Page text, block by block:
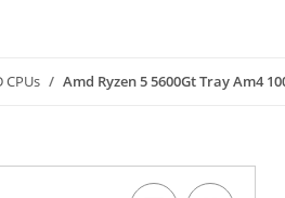
CPUs Amd Ryzen 5 5600Gt Tray Am4